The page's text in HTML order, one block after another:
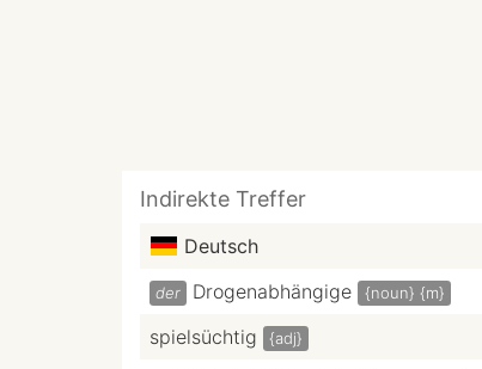
Indirekte Treffer
Deutsch
der Drogenabhängige {noun} {m}
spielsüchtig {adj}